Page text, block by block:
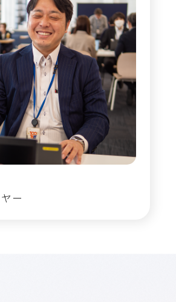
ー